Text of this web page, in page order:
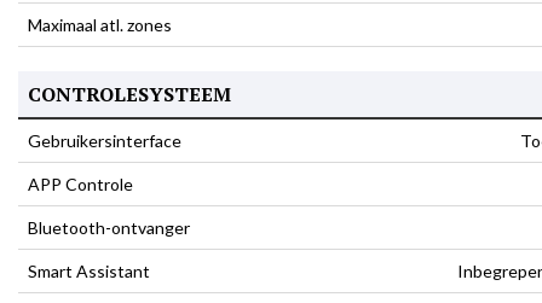
Maximaal atl. zones
CONTROLESYSTEEM
Gebruikersinterface
APP Controle
Bluetooth-ontvanger
Smart Assistant